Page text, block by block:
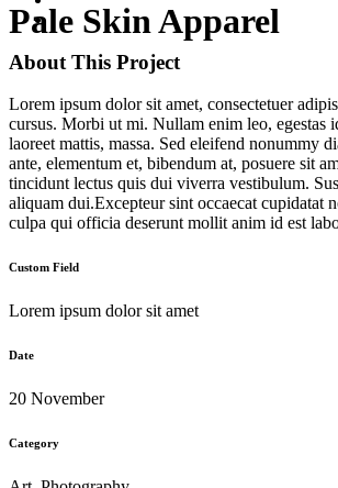
Pale Skin Apparel
About This Project
Lorem ipsum dolor sit amet, consectetuer
cursus. Morbi ut mi. Nullam enim leo, egestas
laoreet mattis, massa. Sed eleifend nonummy
ante, elementum et, bibendum at, posuere sit
tincidunt lectus quis dui viverra vestibulum.
aliquam dui.Excepteur sint occaecat cupidatat
culpa qui officia deserunt mollit anim id est
Custom Field
Lorem ipsum dolor sit amet
Date
20 November
Category